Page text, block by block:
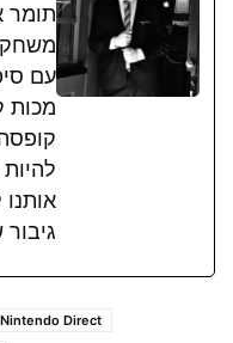
תומר
עם
מכות
Nintendo Direct